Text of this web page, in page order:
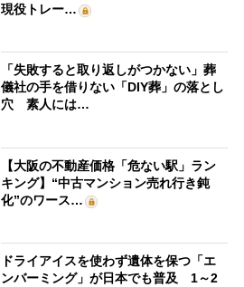
現役トレー…
「失敗すると取り返しがつかない」葬
儀社の手を借りない「DIY葬」の落とし
穴 素人には…
【大阪の不動産価格「危ない駅」ラン
キング】“中古マンション売れ行き鈍
化”のワース…
ドライアイスを使わず遺体を保つ「エ
ンバーミング」が日本でも普及 1～2